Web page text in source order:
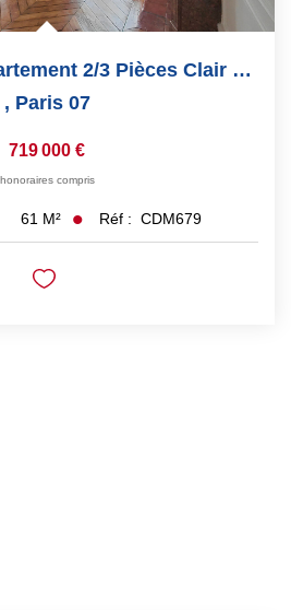
Gros Caillou Appartement 2/3 Pièces Clair 60.75 M² 1...
, Paris 07
719 000 €
honoraires compris
61 M² Réf : CDM679